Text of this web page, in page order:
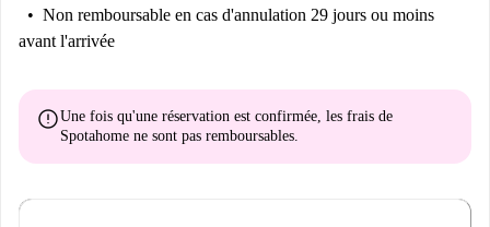
Non remboursable en cas d'annulation 29 jours ou moins
avant l'arrivée
errorUne fois qu'une réservation est confirmée, les frais de
Spotahome ne sont pas remboursables